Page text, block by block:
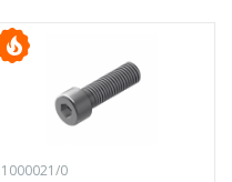
1000021/0